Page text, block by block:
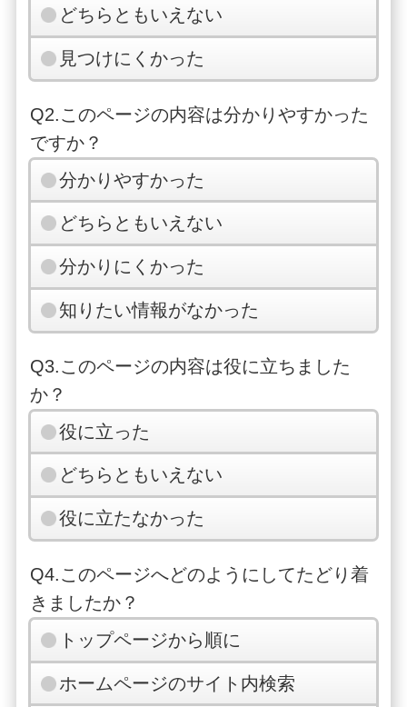
どちらともいえない
見つけにくかった
Q2.このページの内容は分かりやすかった
ですか？
分かりやすかった
どちらともいえない
分かりにくかった
知りたい情報がなかった
Q3.このページの内容は役に立ちました
か？
役に立った
どちらともいえない
役に立たなかった
Q4.このページへどのようにしてたどり着
きましたか？
トップページから順に
ホームページのサイト内検索